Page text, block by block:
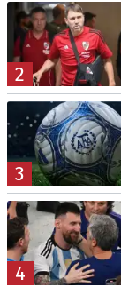
2
3
4